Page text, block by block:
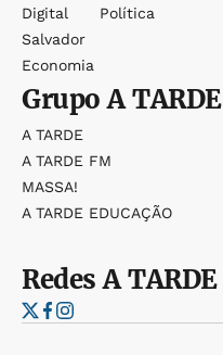
Digital
Salvador
Economia
Política
GrupoA TARDE
A TARDE
A TARDE FM
MASSA!
A TARDE EDUCAÇÃO
RedesA TARDE